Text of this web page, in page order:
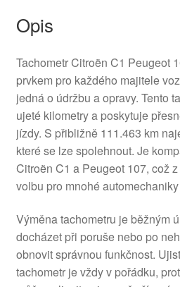
Opis
Tachometr Citroën C1 Peugeot
prvkem pro každého majitele
jedná o údržbu a opravy. Tento
ujeté kilometry a poskytuje
jízdy. S přibližně 111.463 km
které se lze spolehnout. Je
Citroën C1 a Peugeot 107, což
volbu pro mnohé
Výměna tachometru je běžným
docházet při poruše nebo po
obnovit správnou funkčnost.
tachometr je vždy v pořádku,